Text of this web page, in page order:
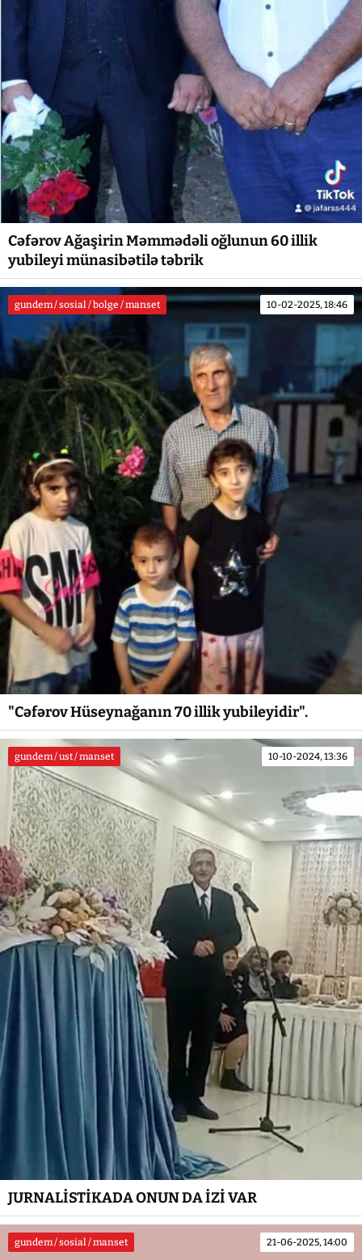
Cəfərov Ağaşirin Məmmədəli oğlunun 60 illik
yubileyi münasibətilə təbrik
gundem / sosial / bolge / manset 10-02-2025, 18:46
"Cəfərov Hüseynağanın 70 illik yubileyidir".
gundem / ust / manset 10-10-2024, 13:36
JURNALİSTİKADA ONUN DA İZİ VAR
gundem / sosial / manset 21-06-2025, 14:00